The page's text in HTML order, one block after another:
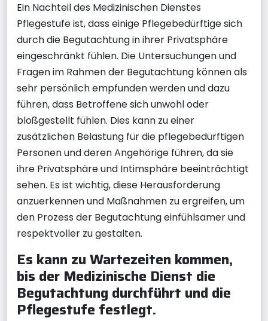
Ein Nachteil des Medizinischen Dienstes
Pflegestufe ist, dass einige Pflegebedürftige sich
durch die Begutachtung in ihrer Privatsphäre
eingeschränkt fühlen. Die Untersuchungen und
Fragen im Rahmen der Begutachtung können als
sehr persönlich empfunden werden und dazu
führen, dass Betroffene sich unwohl oder
bloßgestellt fühlen. Dies kann zu einer
zusätzlichen Belastung für die pflegebedürftigen
Personen und deren Angehörige führen, da sie
ihre Privatsphäre und Intimsphäre beeinträchtigt
sehen. Es ist wichtig, diese Herausforderung
anzuerkennen und Maßnahmen zu ergreifen, um
den Prozess der Begutachtung einfühlsamer und
respektvoller zu gestalten.
Es kann zu Wartezeiten kommen,
bis der Medizinische Dienst die
Begutachtung durchführt und die
Pflegestufe festlegt.